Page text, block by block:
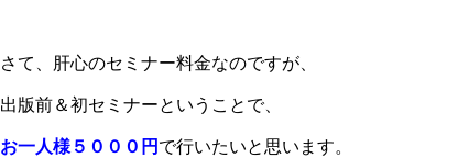
さて、肝心のセミナー料金なのですが、
出版前＆初セミナーということで、
お一人様５０００円 で行いたいと思います。